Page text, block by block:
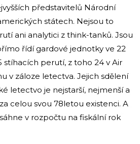
představitelů Národní
státech. Nejsou to
ani analytici z think-tanků. Jsou
řídí gardové jednotky ve 22
stíhacích perutí, z toho 24 v Air
v záloze letectva. Jejich sdělení
letectvo je nejstarší, nejmenší a
celou svou 78letou existenci. A
v rozpočtu na fiskální rok